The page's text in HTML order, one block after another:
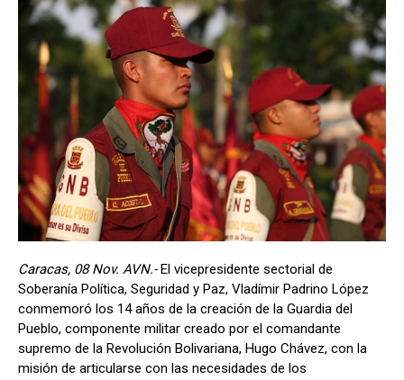
Caracas, 08 Nov. AVN.-El vicepresidente sectorial de
Soberanía Política, Seguridad y Paz, Vladímir Padrino López
conmemoró los 14 años de la creación de la Guardia del
Pueblo, componente militar creado por el comandante
supremo de la Revolución Bolivariana, Hugo Chávez, con la
misión de articularse con las necesidades de los